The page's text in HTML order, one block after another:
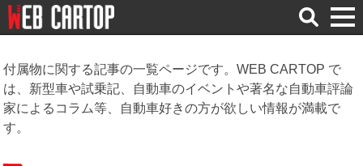
検
索
付属物に関する記事の一覧ページです。WEB CARTOP で
は、新型車や試乗記、自動車のイベントや著名な自動車評論
家によるコラム等、自動車好きの方が欲しい情報が満載で
す。